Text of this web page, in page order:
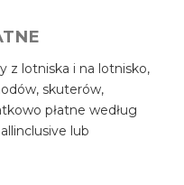
z lotniska i na lotnisko,
skuterów,
płatne według
lub